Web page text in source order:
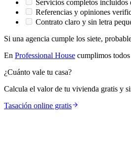
Servicios completos incluidos
Referencias y opiniones
Contrato claro y sin letra
Si una agencia cumple los siete,
En Professional House cumplimos
¿Cuánto vale tu casa?
Calcula el valor de tu vivienda gratis y
Tasación online gratis